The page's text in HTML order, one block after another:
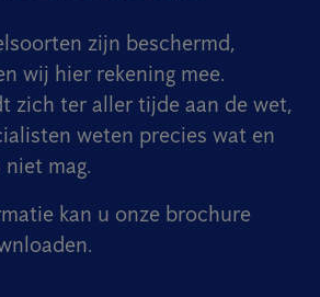
zijn beschermd,
wij hier rekening mee.
zich ter aller tijde aan de wet,
weten precies wat en
mag.
kan u onze brochure